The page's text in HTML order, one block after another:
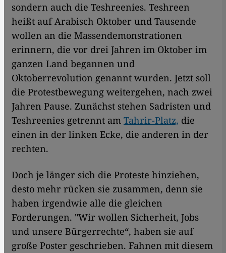
sondern auch die Teshreenies. Teshreen
heißt auf Arabisch Oktober und Tausende
wollen an die Massendemonstrationen
erinnern, die vor drei Jahren im Oktober im
ganzen Land begannen und
Oktoberrevolution genannt wurden. Jetzt soll
die Protestbewegung weitergehen, nach zwei
Jahren Pause. Zunächst stehen Sadristen und
Teshreenies getrennt am Tahrir-Platz, die
einen in der linken Ecke, die anderen in der
rechten.
Doch je länger sich die Proteste hinziehen,
desto mehr rücken sie zusammen, denn sie
haben irgendwie alle die gleichen
Forderungen. "Wir wollen Sicherheit, Jobs
und unsere Bürgerrechte“, haben sie auf
große Poster geschrieben. Fahnen mit diesem